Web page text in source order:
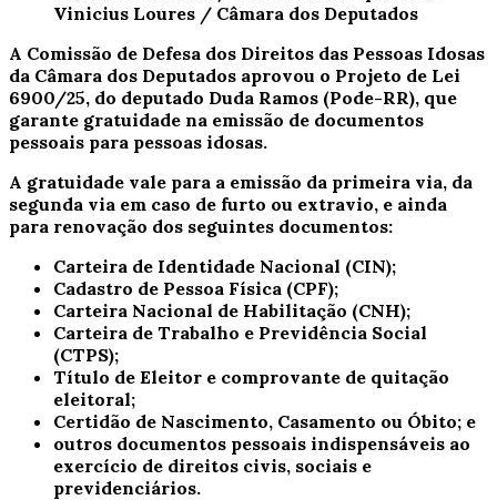
Vinicius Loures / Câmara dos Deputados
A Comissão de Defesa dos Direitos das Pessoas Idosas
da Câmara dos Deputados aprovou o Projeto de Lei
6900/25, do deputado Duda Ramos (Pode-RR), que
garante gratuidade na emissão de documentos
pessoais para pessoas idosas.
A gratuidade vale para a emissão da primeira via, da
segunda via em caso de furto ou extravio, e ainda
para renovação dos seguintes documentos:
Carteira de Identidade Nacional (CIN);
Cadastro de Pessoa Física (CPF);
Carteira Nacional de Habilitação (CNH);
Carteira de Trabalho e Previdência Social
(CTPS);
Título de Eleitor e comprovante de quitação
eleitoral;
Certidão de Nascimento, Casamento ou Óbito; e
outros documentos pessoais indispensáveis ao
exercício de direitos civis, sociais e
previdenciários.